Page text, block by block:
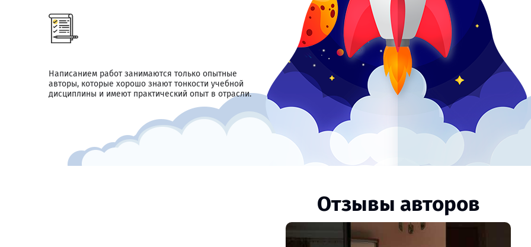
Написанием работ занимаются только опытные
авторы, которые хорошо знают тонкости учебной
дисциплины и имеют практический опыт в отрасли.
Отзывы авторов